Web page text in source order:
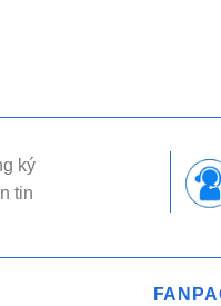
ký
tin